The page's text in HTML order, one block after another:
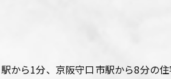
から1分、京阪守口市駅から8分の